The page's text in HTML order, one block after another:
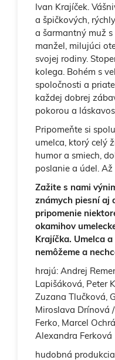
Ivan Krajíček.
a špičkových,
a šarmantný muž
manžel, milujúci
svojej rodiny.
kolega. Bohém s
spoločnosti a
každej dobrej
pokorou a
Pripomeňte si
umelca, ktorý celý
humor a smiech,
poslanie a údel.
Zažite s nami
známych piesní aj
pripomenie
okamihov
Krajíčka. Umelca
nemôžeme a
hrajú: Andrej
Lapišáková, Peter
Zuzana Tlučková,
Miroslava Drínová
Ferko, Marcel
Alexandra Ferková
hudobná